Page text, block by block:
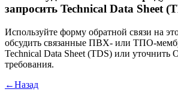
запросить Technical Data Sheet
Используйте форму обратной связи на
обсудить связанные ПВХ- или ТПО-
Technical Data Sheet (TDS) или уточнить
требования.
←Назад